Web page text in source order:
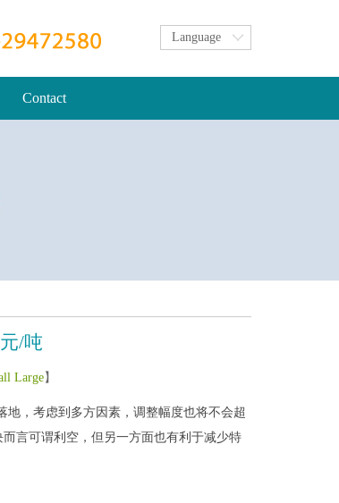
Language
Contact
/吨
Large】
，考虑到多方因素，调整幅度也将不会超
言可谓利空，但另一方面也有利于减少特